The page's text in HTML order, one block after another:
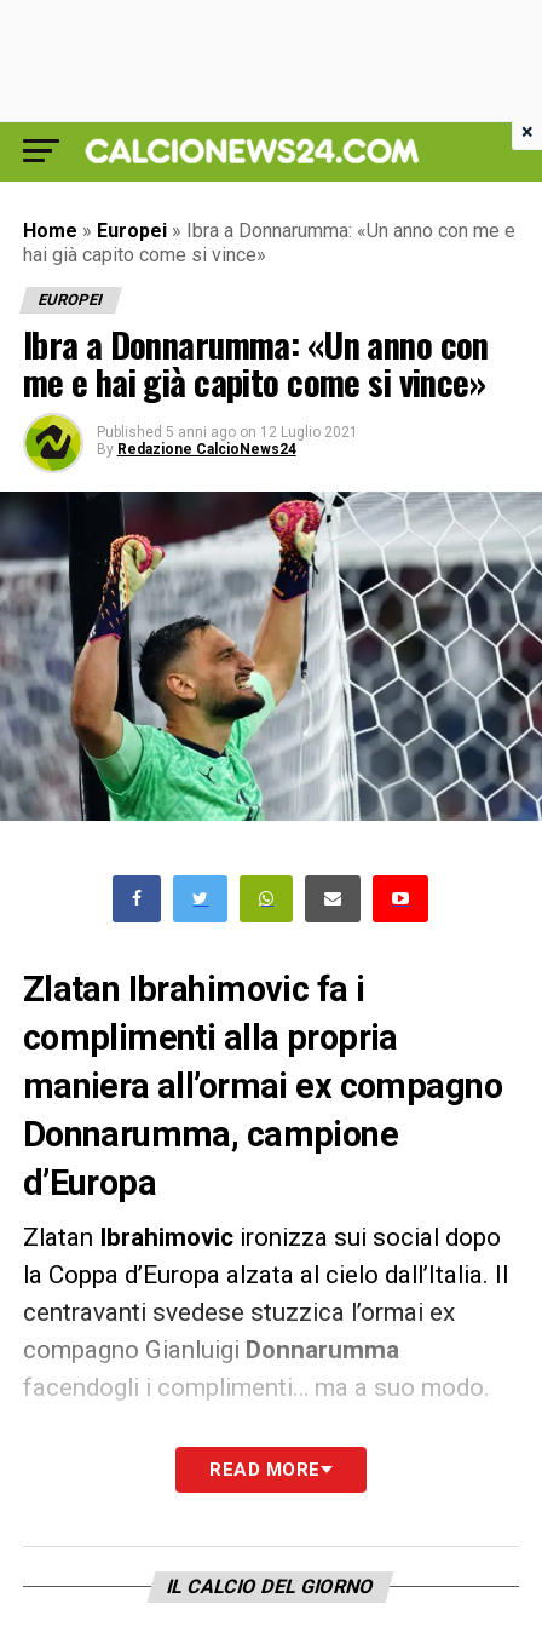
Home » Europei » Ibra a Donnarumma: «Un anno con me e
hai già capito come si vince»
EUROPEI
Ibra a Donnarumma: «Un anno con
me e hai già capito come si vince»
Published 5 anni ago on 12 Luglio 2021
By Redazione CalcioNews24
Zlatan Ibrahimovic fa i
complimenti alla propria
maniera all’ormai ex compagno
Donnarumma, campione
d’Europa
Zlatan Ibrahimovic ironizza sui social dopo
la Coppa d’Europa alzata al cielo dall’Italia. Il
centravanti svedese stuzzica l’ormai ex
compagno Gianluigi Donnarumma
facendogli i complimenti… ma a suo modo.
In una storia su Instagram, lo svedese ha
postato una foto ritraente Donnarumma con
anno con me hai già capito. Prego
READ MORE
IL CALCIO DEL GIORNO
×